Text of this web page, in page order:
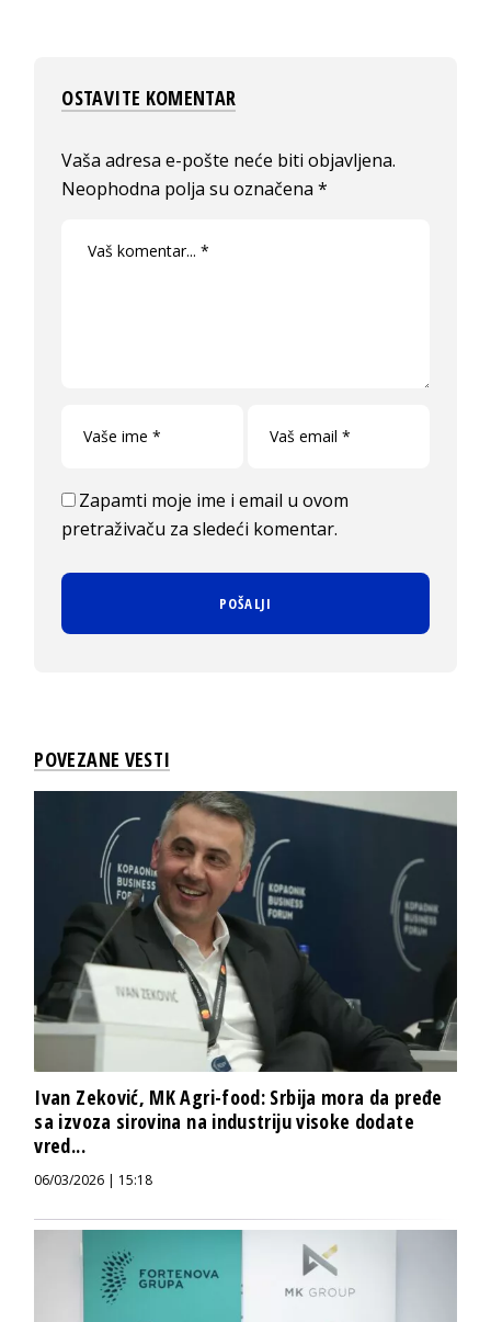
OSTAVITE KOMENTAR
Vaša adresa e-pošte neće biti objavljena.
Neophodna polja su označena*
Zapamti moje ime i email u ovom
pretraživaču za sledeći komentar.
POVEZANE VESTI
Ivan Zeković, MK Agri-food: Srbija mora da pređe
sa izvoza sirovina na industriju visoke dodate
vred...
06/03/2026 | 15:18